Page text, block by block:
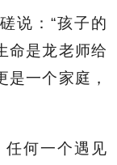
说：“孩子的
命是龙老师给
一个家庭，
任何一个遇见